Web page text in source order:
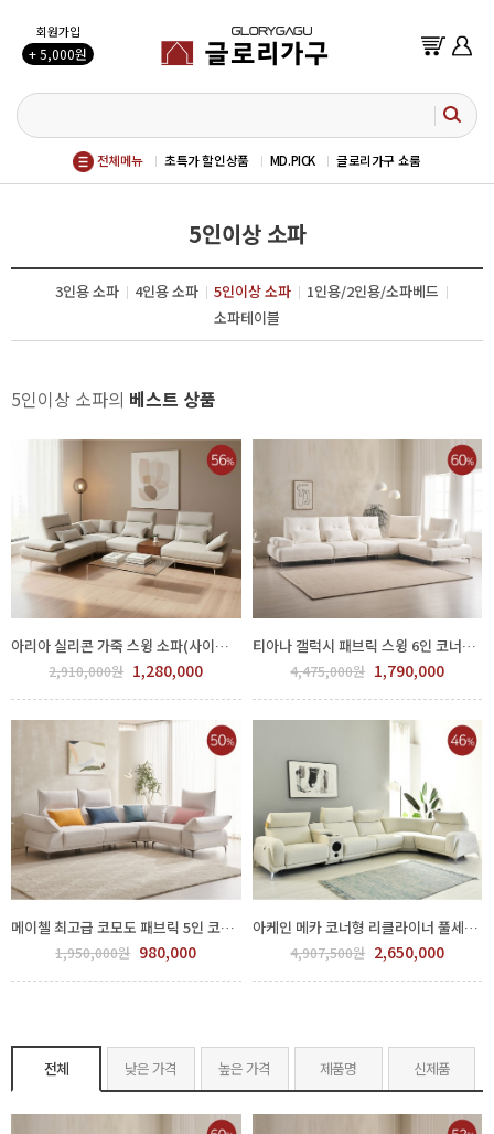
회원가입
+ 5,000원
전체메뉴 초특가 할인상품 MD.PICK 글로리가구 쇼룸
5인이상 소파
3인용 소파 4인용 소파 5인이상 소파
1인용/2인용/소파베드
소파테이블
5인이상 소파의 베스트 상품
아리아 실리콘 가죽 스윙 소파(사이즈선택) 700-203
2,910,000원 1,280,000
티아나 갤럭시 패브릭 스윙 6인 코너형 소파 700-105
4,475,000원 1,790,000
메이첼 최고급 코모도 패브릭 5인 코너형 소파 GGL 500-122
1,950,000원 980,000
아케인 메카 코너형 리클라이너 풀세트 (홈바포함) GGL 570-3
4,907,500원 2,650,000
전체 낮은 가격 높은 가격 제품명 신제품